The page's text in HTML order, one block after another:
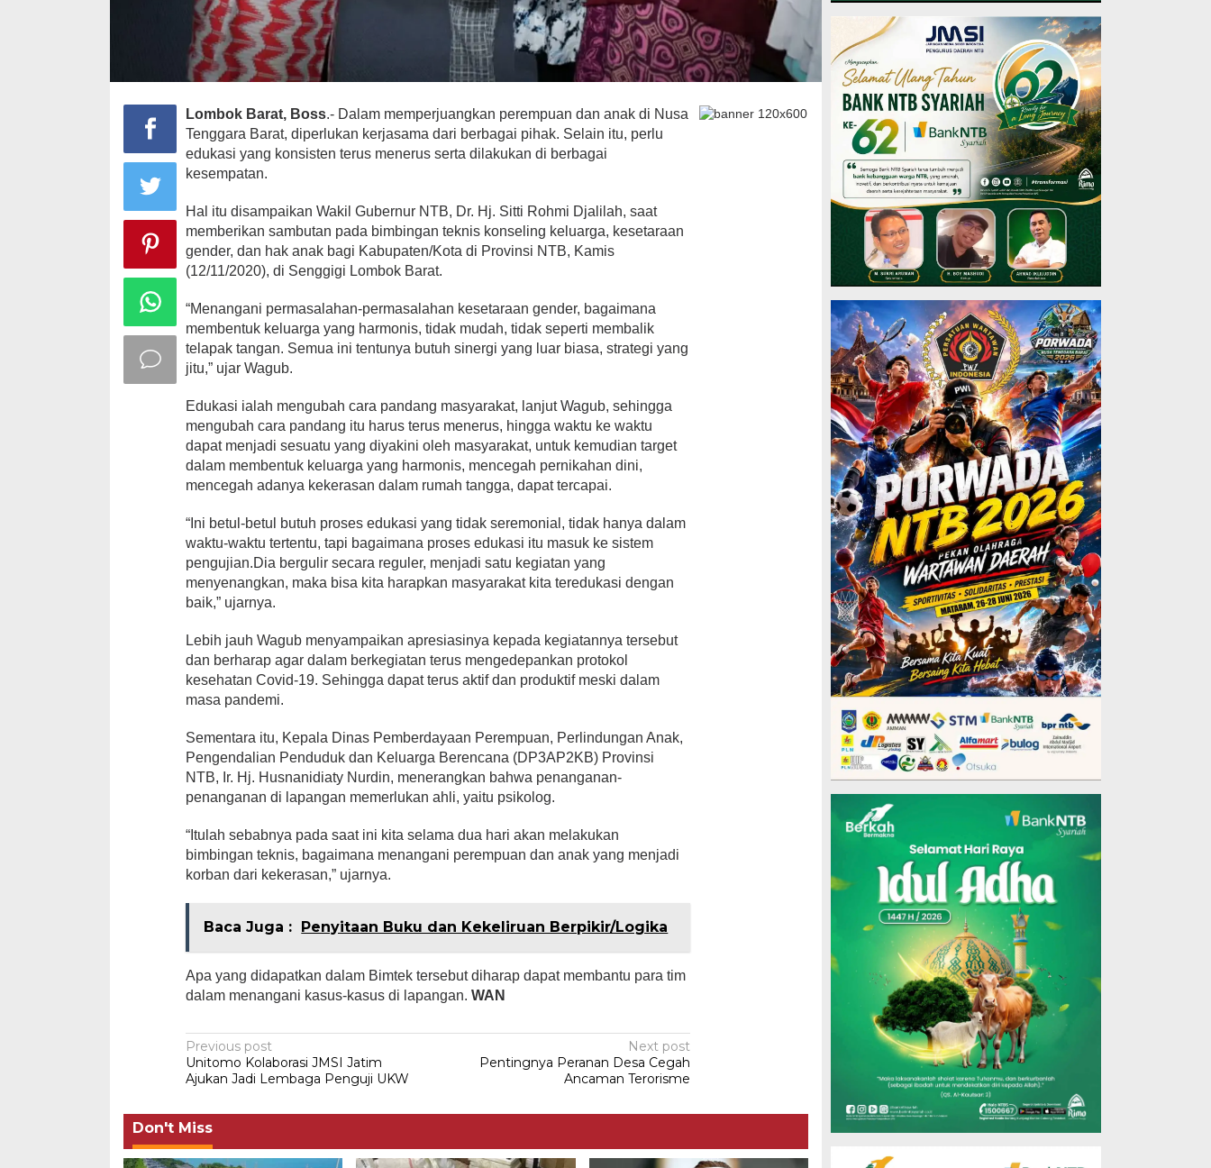
Lombok Barat, Boss.- Dalam memperjuangkan perempuan dan anak di Nusa
Tenggara Barat, diperlukan kerjasama dari berbagai pihak. Selain itu, perlu
edukasi yang konsisten terus menerus serta dilakukan di berbagai
kesempatan.
Hal itu disampaikan Wakil Gubernur NTB, Dr. Hj. Sitti Rohmi Djalilah, saat
memberikan sambutan pada bimbingan teknis konseling keluarga, kesetaraan
gender, dan hak anak bagi Kabupaten/Kota di Provinsi NTB, Kamis
(12/11/2020), di Senggigi Lombok Barat.
“Menangani permasalahan-permasalahan kesetaraan gender, bagaimana
membentuk keluarga yang harmonis, tidak mudah, tidak seperti membalik
telapak tangan. Semua ini tentunya butuh sinergi yang luar biasa, strategi yang
jitu,” ujar Wagub.
Edukasi ialah mengubah cara pandang masyarakat, lanjut Wagub, sehingga
mengubah cara pandang itu harus terus menerus, hingga waktu ke waktu
dapat menjadi sesuatu yang diyakini oleh masyarakat, untuk kemudian target
dalam membentuk keluarga yang harmonis, mencegah pernikahan dini,
mencegah adanya kekerasan dalam rumah tangga, dapat tercapai.
“Ini betul-betul butuh proses edukasi yang tidak seremonial, tidak hanya dalam
waktu-waktu tertentu, tapi bagaimana proses edukasi itu masuk ke sistem
pengujian.Dia bergulir secara reguler, menjadi satu kegiatan yang
menyenangkan, maka bisa kita harapkan masyarakat kita teredukasi dengan
baik,” ujarnya.
Lebih jauh Wagub menyampaikan apresiasinya kepada kegiatannya tersebut
dan berharap agar dalam berkegiatan terus mengedepankan protokol
kesehatan Covid-19. Sehingga dapat terus aktif dan produktif meski dalam
masa pandemi.
Sementara itu, Kepala Dinas Pemberdayaan Perempuan, Perlindungan Anak,
Pengendalian Penduduk dan Keluarga Berencana (DP3AP2KB) Provinsi
NTB, Ir. Hj. Husnanidiaty Nurdin, menerangkan bahwa penanganan-
penanganan di lapangan memerlukan ahli, yaitu psikolog.
“Itulah sebabnya pada saat ini kita selama dua hari akan melakukan
bimbingan teknis, bagaimana menangani perempuan dan anak yang menjadi
korban dari kekerasan,” ujarnya.
Baca Juga : Penyitaan Buku dan Kekeliruan Berpikir/Logika
Apa yang didapatkan dalam Bimtek tersebut diharap dapat membantu para tim
dalam menangani kasus-kasus di lapangan.WAN
Post
navigation
Previous post
Unitomo Kolaborasi JMSI Jatim
Ajukan Jadi Lembaga Penguji UKW
Next post
Pentingnya Peranan Desa Cegah
Ancaman Terorisme
Don't Miss